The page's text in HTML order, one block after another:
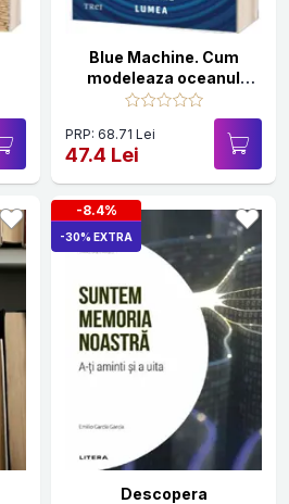
Blue Machine. Cum
modeleaza oceanul
lumea
PRP: 68.71 Lei
47.4 Lei
-8.4%
-30% EXTRA
Descopera